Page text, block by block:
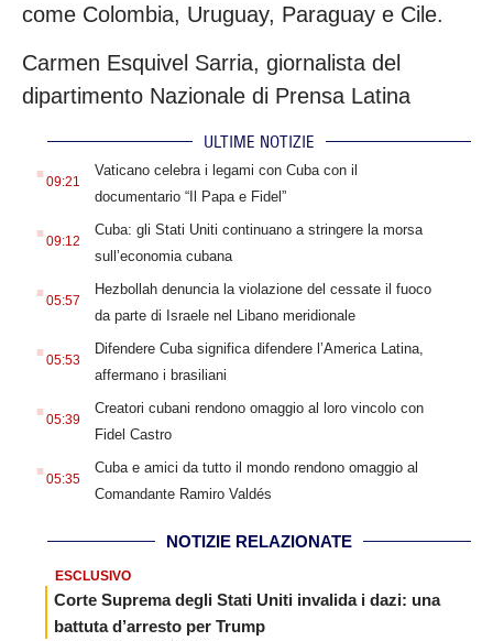
come Colombia, Uruguay, Paraguay e Cile.
Carmen Esquivel Sarria, giornalista del
dipartimento Nazionale di Prensa Latina
ULTIME NOTIZIE
. 09:21
Vaticano celebra i legami con Cuba con il
documentario “Il Papa e Fidel”
. 09:12
Cuba: gli Stati Uniti continuano a stringere la morsa
sull’economia cubana
. 05:57
Hezbollah denuncia la violazione del cessate il fuoco
da parte di Israele nel Libano meridionale
. 05:53
Difendere Cuba significa difendere l’America Latina,
affermano i brasiliani
. 05:39
Creatori cubani rendono omaggio al loro vincolo con
Fidel Castro
. 05:35
Cuba e amici da tutto il mondo rendono omaggio al
Comandante Ramiro Valdés
NOTIZIE RELAZIONATE
ESCLUSIVO
Corte Suprema degli Stati Uniti invalida i dazi: una
battuta d’arresto per Trump